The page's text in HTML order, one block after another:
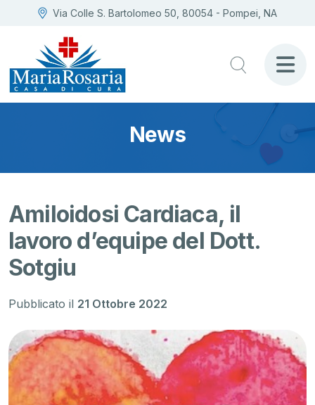
Via Colle S. Bartolomeo 50, 80054 - Pompei, NA
News
Amiloidosi Cardiaca, il
lavoro d’equipe del Dott.
Sotgiu
Pubblicato il 21 Ottobre 2022